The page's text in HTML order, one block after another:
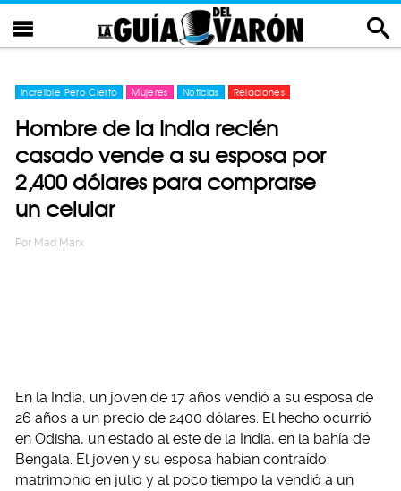
Increíble Pero Cierto Mujeres Noticias Relaciones
Hombre de la India recién
casado vende a su esposa por
2,400 dólares para comprarse
un celular
Por Mad Marx
En la India, un joven de 17 años vendió a su esposa de
26 años a un precio de 2400 dólares. El hecho ocurrió
en Odisha, un estado al este de la India, en la bahía de
Bengala. El joven y su esposa habían contraído
matrimonio en julio y al poco tiempo la vendió a un